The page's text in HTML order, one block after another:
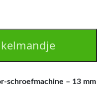
schroefmachine – 13 mm